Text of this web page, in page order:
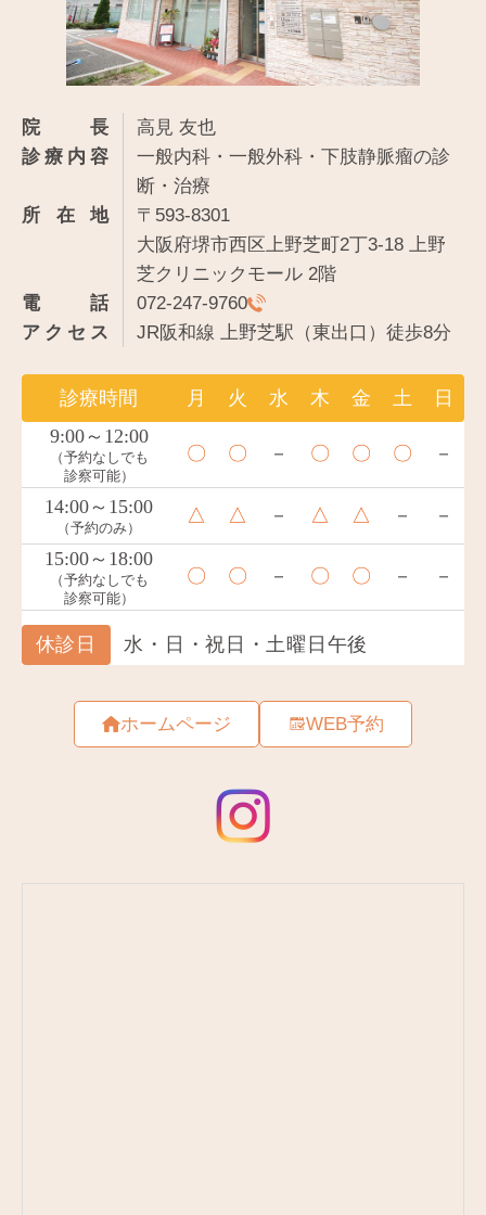
院長
高見 友也
診療内容
一般内科・一般外科・下肢静脈瘤の診
断・治療
所在地
〒593-8301
大阪府堺市西区上野芝町2丁3-18 上野
芝クリニックモール 2階
電話
072-247-9760
アクセス
JR阪和線 上野芝駅（東出口）徒歩8分
ホームページ WEB予約